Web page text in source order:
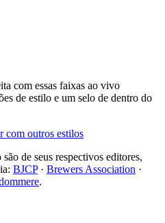
com essas faixas ao vivo
de estilo e um selo de dentro do
com outros estilos
de seus respectivos editores,
BJCP· Brewers Association ·
.